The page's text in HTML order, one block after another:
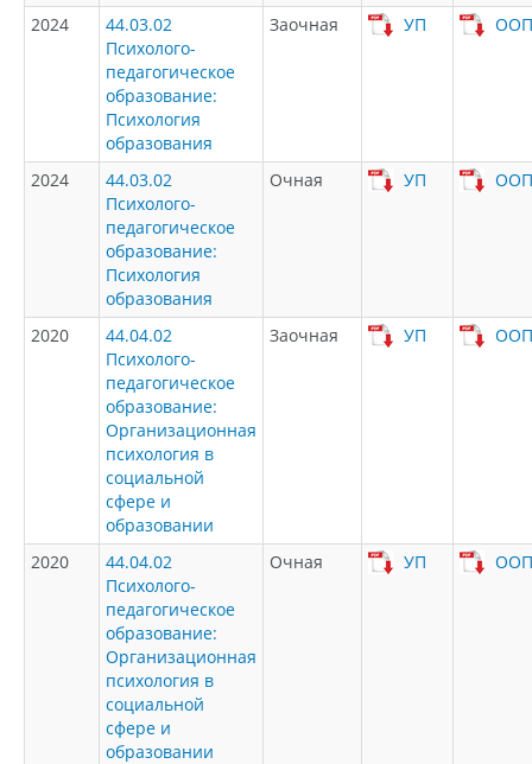
2024
44.03.02
Психолого-
педагогическое
образование:
Психология
образования
Заочная УП ООП
2024
44.03.02
Психолого-
педагогическое
образование:
Психология
образования
Очная УП ООП
2020
44.04.02
Психолого-
педагогическое
образование:
Организационная
психология в
социальной
сфере и
образовании
Заочная УП ООП
2020
44.04.02
Психолого-
педагогическое
образование:
Организационная
психология в
социальной
сфере и
образовании
Очная УП ООП